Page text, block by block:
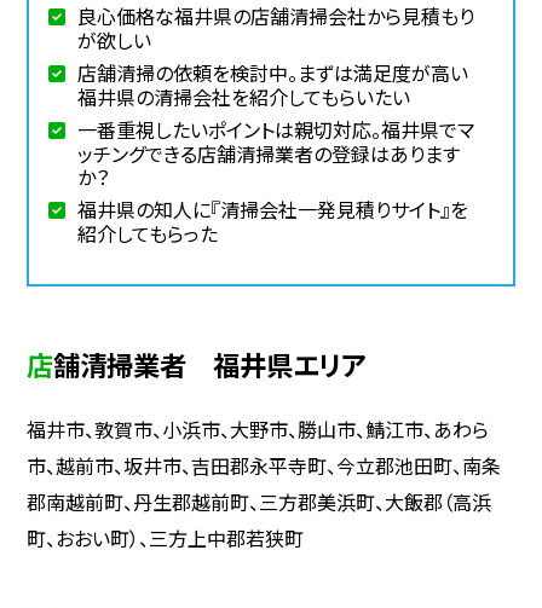
良心価格な福井県の店舗清掃会社から見積もり
が欲しい
店舗清掃の依頼を検討中。まずは満足度が高い
福井県の清掃会社を紹介してもらいたい
一番重視したいポイントは親切対応。福井県でマ
ッチングできる店舗清掃業者の登録はあります
か？
福井県の知人に『清掃会社一発見積りサイト』を
紹介してもらった
店舗清掃業者 福井県エリア
福井市、敦賀市、小浜市、大野市、勝山市、鯖江市、あわら
市、越前市、坂井市、吉田郡永平寺町、今立郡池田町、南条
郡南越前町、丹生郡越前町、三方郡美浜町、大飯郡（高浜
町、おおい町）、三方上中郡若狭町